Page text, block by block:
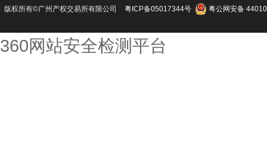
版权所有©广州产权交易所有限公司
粤ICP备05017344号 粤公网安备
360网站安全检测平台